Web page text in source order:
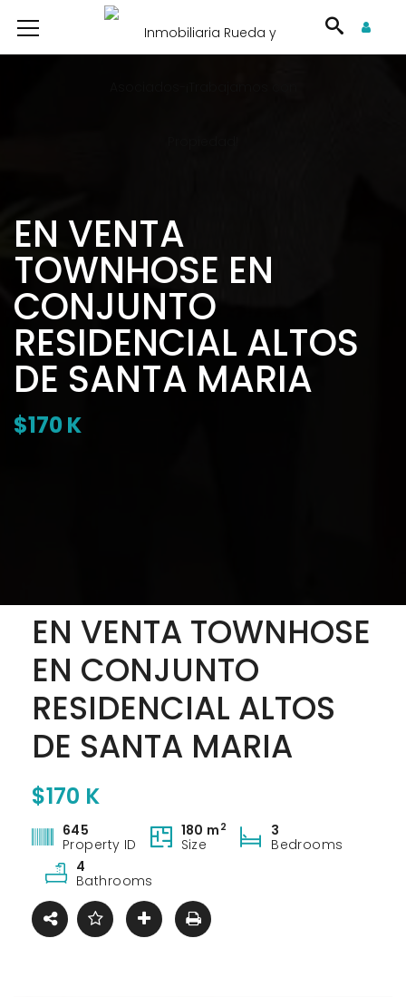
EN VENTA
TOWNHOSE EN
CONJUNTO
RESIDENCIAL ALTOS
DE SANTA MARIA
$170 K
EN VENTA TOWNHOSE
EN CONJUNTO
RESIDENCIAL ALTOS
DE SANTA MARIA
$170 K
645
Property ID
180 m 2
Size
3
Bedrooms
4
Bathrooms